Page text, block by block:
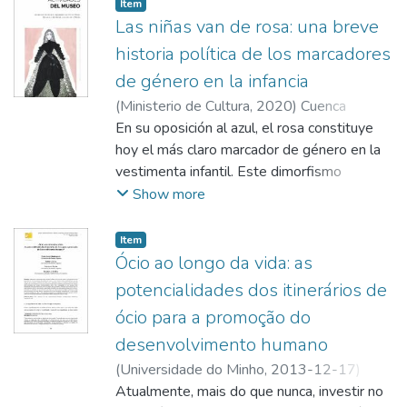
Item
Las niñas van de rosa: una breve
historia política de los marcadores
de género en la infancia
(Ministerio de Cultura, 2020) Cuenca
Amigo, Jaime
En su oposición al azul, el rosa constituye
hoy el más claro marcador de género en la
vestimenta infantil. Este dimorfismo
cromático entre niños y niñas se muestra
(especialmente en edades tempranas) que
poco parece poder decirse al respecto, más
allá de rendirse a la evidencia de su
extensión o, si acaso, rastrear los conatos
de resistencia. Aquí tratará de trazarse, en
primer lugar, la evolución que ha conducido a
este estado de cosas. En segundo lugar, se
ofrecerá una lectura política de esta
Show more
Item
Ócio ao longo da vida: as
potencialidades dos itinerários de
ócio para a promoção do
desenvolvimento humano
(Universidade do Minho, 2013-12-17)
Monteagudo Sánchez, María Jesús;Bayón,
Atualmente, mais do que nunca, investir no